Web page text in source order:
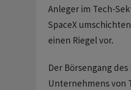
Anleger im Tech-
SpaceX
einen Riegel vor.
Der Börsengang
Unternehmens von